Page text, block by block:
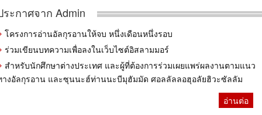
ระกาศจาก Admin
โครงการอ่านอัลกุรอานให้จบ หนึ่งเดือนหนึ่งรอบ
ร่วมเขียนบทความเพื่อลงในเว็บไซต์อิสลามมอร์
สำหรับนักศึกษาต่างประเทศ และผู้ที่ต้องการร่วมเผยแพร่ผลงานตามแนว
างอัลกุรอาน และซุนนะฮ์ท่านนะบีมุฮัมมัด ศอลลัลลอฮุอลัยฮิวะซัลลัม
อ่านต่อ